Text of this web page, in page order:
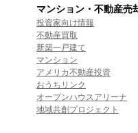
マンション・不動産売
投資家向け情報
不動産買取
新築一戸建て
マンション
アメリカ不動産投資
おうちリンク
オープンハウスアリーナ
地域共創プロジェクト